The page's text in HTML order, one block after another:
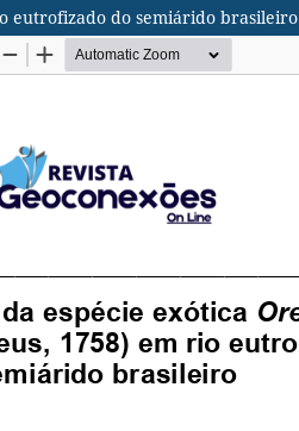
eutrofizado do semiárido brasileiro